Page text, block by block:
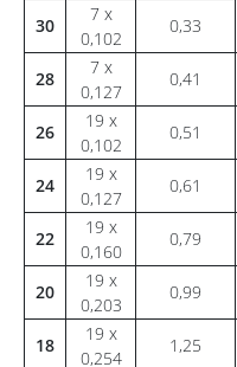
30
7 x
0,102
0,33
28
7 x
0,127
0,41
26
19 x
0,102
0,51
24
19 x
0,127
0,61
22
19 x
0,160
0,79
20
19 x
0,203
0,99
18
19 x
0,254
1,25